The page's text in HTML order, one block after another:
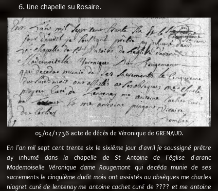
Une chapelle su Rosaire.
05/04/1736 acte de décès de Véronique de GRENAUD.
En l'an mil sept cent trente six le sixième jour d'avril je soussigné prêtre
ay inhumé dans la chapelle de St Antoine de l'église d'aranc
Mademoiselle Véronique dame Rougemont qui decéda munie de ses
sacrements le cinquième dudit mois ont assistés au obsèques me charles
niogret curé de lentenay me antoine cachet curé de ???? et me antoine